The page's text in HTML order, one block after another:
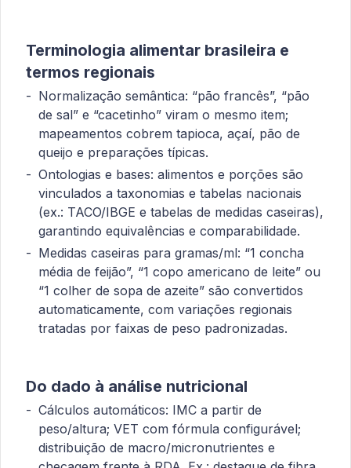
Terminologia alimentar brasileira e
termos regionais
Normalização semântica: “pão francês”, “pão
de sal” e “cacetinho” viram o mesmo item;
mapeamentos cobrem tapioca, açaí, pão de
queijo e preparações típicas.
Ontologias e bases: alimentos e porções são
vinculados a taxonomias e tabelas nacionais
(ex.: TACO/IBGE e tabelas de medidas caseiras),
garantindo equivalências e comparabilidade.
Medidas caseiras para gramas/ml: “1 concha
média de feijão”, “1 copo americano de leite” ou
“1 colher de sopa de azeite” são convertidos
automaticamente, com variações regionais
tratadas por faixas de peso padronizadas.
Do dado à análise nutricional
Cálculos automáticos: IMC a partir de
peso/altura; VET com fórmula configurável;
distribuição de macro/micronutrientes e